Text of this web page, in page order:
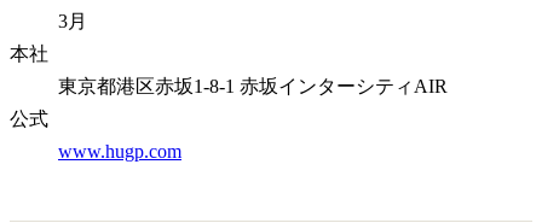
3月
本社
東京都港区赤坂1-8-1 赤坂インターシティAIR
公式
www.hugp.com